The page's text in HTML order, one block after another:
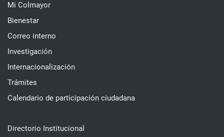
Mi Colmayor
Bienestar
Correo interno
Investigación
Internacionalización
Trámites
Calendario de participación ciudadana
Directorio Institucional